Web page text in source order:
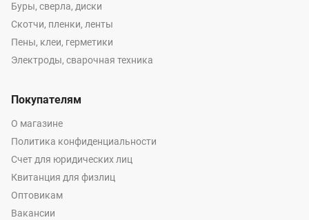
Буры, сверла, диски
Скотчи, пленки, ленты
Пены, клеи, герметики
Электроды, сварочная техника
Покупателям
О магазине
Политика конфиденциальности
Счет для юридических лиц
Квитанция для физлиц
Оптовикам
Вакансии